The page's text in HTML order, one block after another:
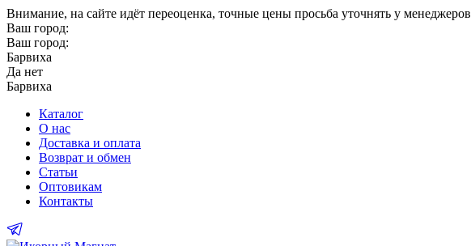
Внимание, на сайте идёт переоценка, точные цены просьба уточнять у менеджеров
Ваш город:
Ваш город:
Барвиха
Да нет
Барвиха
Каталог
О нас
Доставка и оплата
Возврат и обмен
Статьи
Оптовикам
Контакты